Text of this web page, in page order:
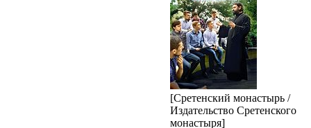
[Сретенский монастырь /
Издательство Сретенского
монастыря]